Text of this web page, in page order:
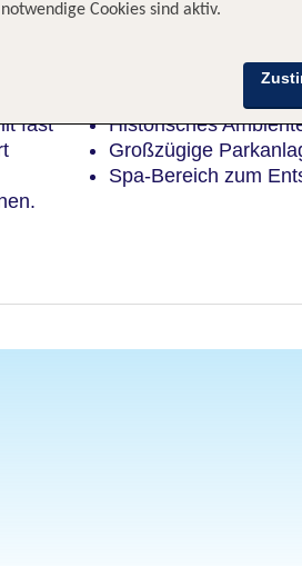
fast
Historisches
Großzügige
Spa-Bereich zum
Cookies sind aktiv.